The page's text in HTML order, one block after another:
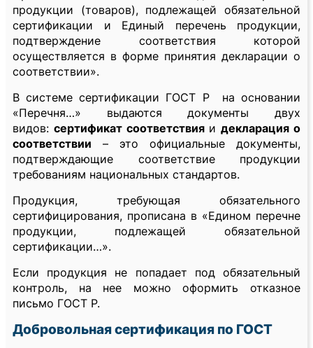
продукции (товаров), подлежащей обязательной
сертификации и Единый перечень продукции,
подтверждение соответствия которой
осуществляется в форме принятия декларации о
соответствии».
В системе сертификации ГОСТ Р на основании
«Перечня…» выдаются документы двух
видов: сертификат соответствияидекларация о
соответствии – это официальные документы,
подтверждающие соответствие продукции
требованиям национальных стандартов.
Продукция, требующая обязательного
сертифицирования, прописана в «Едином перечне
продукции, подлежащей обязательной
сертификации…».
Если продукция не попадает под обязательный
контроль, на нее можно оформить отказное
письмо ГОСТ Р.
Добровольная сертификация по ГОСТ